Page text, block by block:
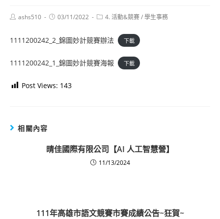
Postashs510
Post03/11/2022
Post4. 活動&競賽/學生事務
1111200242_2_錦圖妙計競賽辦法 下載
1111200242_1_錦圖妙計競賽海報 下載
Post Views: 143
相關內容
晴佳國際有限公司【AI 人工智慧營】
11/13/2024
111年高雄市語文競賽市賽成績公告~狂賀~